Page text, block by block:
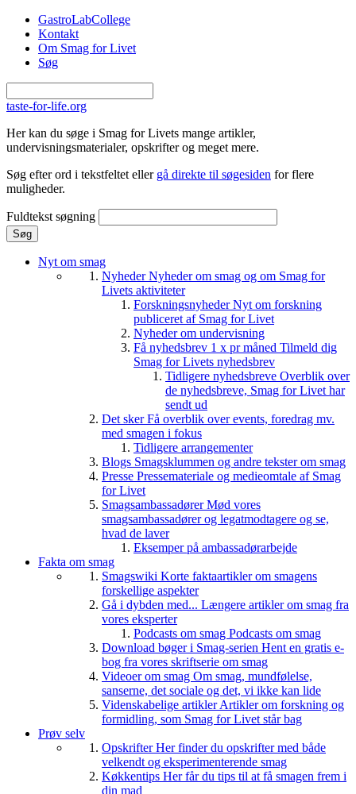
Gå til hovedindhold
GastroLabCollege
Kontakt
Om Smag for Livet
Søg
taste-for-life.org
Her kan du søge i Smag for Livets mange artikler,
undervisningsmaterialer, opskrifter og meget mere.
Søg efter ord i tekstfeltet eller gå direkte til søgesiden for flere
muligheder.
Fuldtekst søgning
Nyt om smag
NyhederNyheder om smag og om Smag for
Livets aktiviteter
ForskningsnyhederNyt om forskning
publiceret af Smag for Livet
Nyheder om undervisning
Få nyhedsbrev 1 x pr måned Tilmeld dig
Smag for Livets nyhedsbrev
Tidligere nyhedsbreve Overblik over
de nyhedsbreve, Smag for Livet har
sendt ud
Det skerFå overblik over events, foredrag mv.
med smagen i fokus
Tidligere arrangementer
Blogs Smagsklummen og andre tekster om smag
Presse Pressemateriale og medieomtale af Smag
for Livet
SmagsambassadørerMød vores
smagsambassadører og legatmodtagere og se,
hvad de laver
Eksemper på ambassadørarbejde
Fakta om smag
Smagswiki Korte faktaartikler om smagens
forskellige aspekter
Gå i dybden med... Længere artikler om smag fra
vores eksperter
Podcasts om smag Podcasts om smag
Download bøger i Smag-serien Hent en gratis e-
bog fra vores skriftserie om smag
Videoer om smag Om smag, mundfølelse,
sanserne, det sociale og det, vi ikke kan lide
Videnskabelige artiklerArtikler om forskning og
formidling, som Smag for Livet står bag
Prøv selv
OpskrifterHer finder du opskrifter med både
velkendt og eksperimenterende smag
Køkkentips Her får du tips til at få smagen frem i
din mad